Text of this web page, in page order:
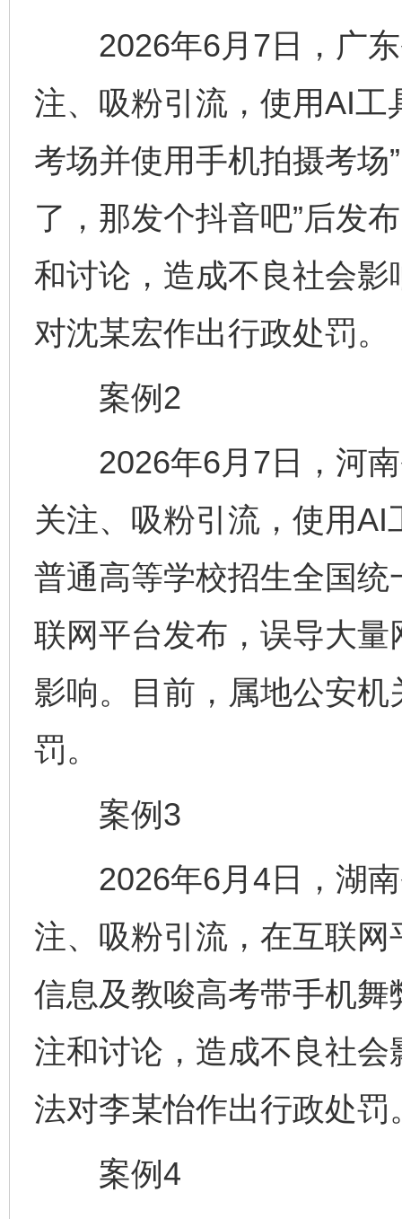
2026年6月7日，广东
注、吸粉引流，使用AI工
考场并使用手机拍摄考场
了，那发个抖音吧”后发
和讨论，造成不良社会
对沈某宏作出行政处罚。
案例2
2026年6月7日，河南
关注、吸粉引流，使用AI
普通高等学校招生全国统
联网平台发布，误导大
影响。目前，属地公安
罚。
案例3
2026年6月4日，湖南
注、吸粉引流，在互联
信息及教唆高考带手机
注和讨论，造成不良社
法对李某怡作出行政处罚
案例4